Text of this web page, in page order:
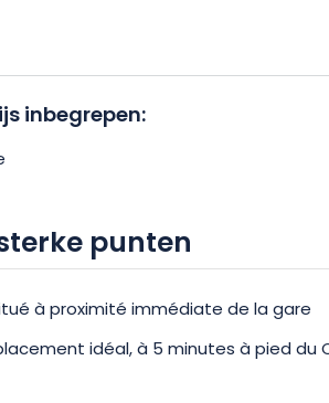
inbegrepen:
punten
à proximité immédiate de la gare
idéal, à 5 minutes à pied du